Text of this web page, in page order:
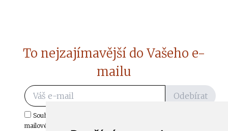
To nejzajímavější do Vašeho e-
mailu
Odebírat
Souhlasím s odběrem důležitých zpráv ze ČtiDoma.cz do mé e-
mailové schránky.